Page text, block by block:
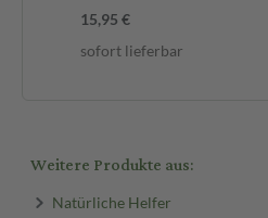
15,95 €
sofort lieferbar
Weitere Produkte aus:
Natürliche Helfer